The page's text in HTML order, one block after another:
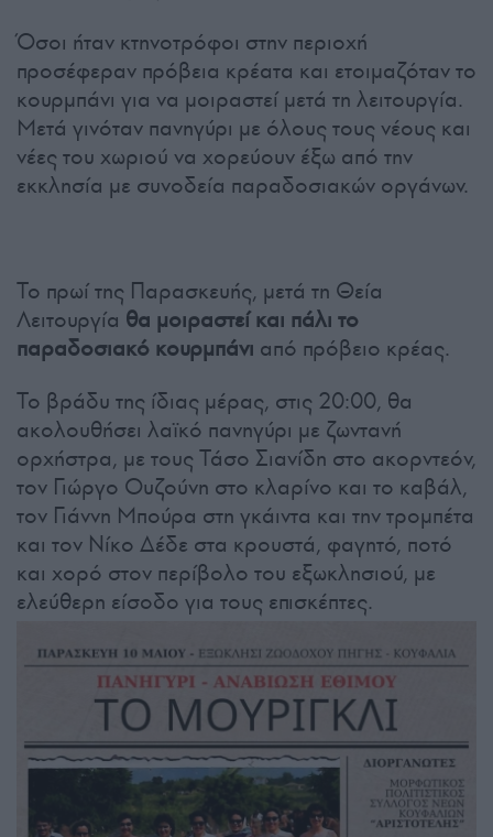
Όσοι ήταν κτηνοτρόφοι στην περιοχή
προσέφεραν πρόβεια κρέατα και ετοιμαζόταν το
κουρμπάνι για να μοιραστεί μετά τη λειτουργία.
Μετά γινόταν πανηγύρι με όλους τους νέους και
νέες του χωριού να χορεύουν έξω από την
εκκλησία με συνοδεία παραδοσιακών οργάνων.
Το πρωί της Παρασκευής, μετά τη Θεία
Λειτουργία θα μοιραστεί και πάλι το
παραδοσιακό κουρμπάνι από πρόβειο κρέας.
Το βράδυ της ίδιας μέρας, στις 20:00, θα
ακολουθήσει λαϊκό πανηγύρι με ζωντανή
ορχήστρα, με τους Τάσο Σιανίδη στο ακορντεόν,
τον Γιώργο Ουζούνη στο κλαρίνο και το καβάλ,
τον Γιάννη Μπούρα στη γκάιντα και την τρομπέτα
και τον Νίκο Δέδε στα κρουστά, φαγητό, ποτό
και χορό στον περίβολο του εξωκλησιού, με
ελεύθερη είσοδο για τους επισκέπτες.